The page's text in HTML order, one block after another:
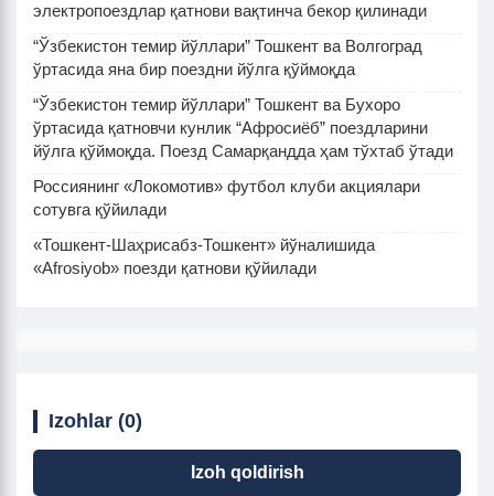
электропоездлар қатнови вақтинча бекор қилинади
“Ўзбекистон темир йўллари” Тошкент ва Волгоград
ўртасида яна бир поездни йўлга қўймоқда
“Ўзбекистон темир йўллари” Тошкент ва Бухоро
ўртасида қатновчи кунлик “Афросиёб” поездларини
йўлга қўймоқда. Поезд Самарқандда ҳам тўхтаб ўтади
Россиянинг «Локомотив» футбол клуби акциялари
сотувга қўйилади
«Тошкент-Шаҳрисабз-Тошкент» йўналишида
«Afrosiyob» поезди қатнови қўйилади
Izohlar (0)
Izoh qoldirish